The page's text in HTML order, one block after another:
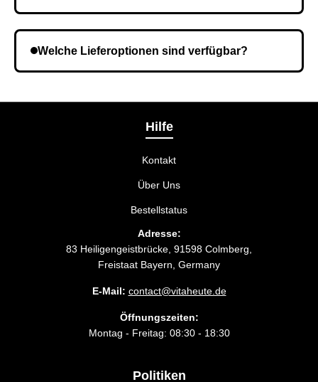
und wiederholen Sie gegebenenfalls die Bestellung.
Welche Lieferoptionen sind verfügbar?
Liefermethode wählen, die am besten zu Ihnen
Hilfe
Kontakt
Über Uns
Bestellstatus
Adresse:
83 Heiligengeistbrücke, 91598 Colmberg,
Freistaat Bayern, Germany
E-Mail: contact@vitaheute.de
Öffnungszeiten:
Montag - Freitag: 08:30 - 18:30
Politiken